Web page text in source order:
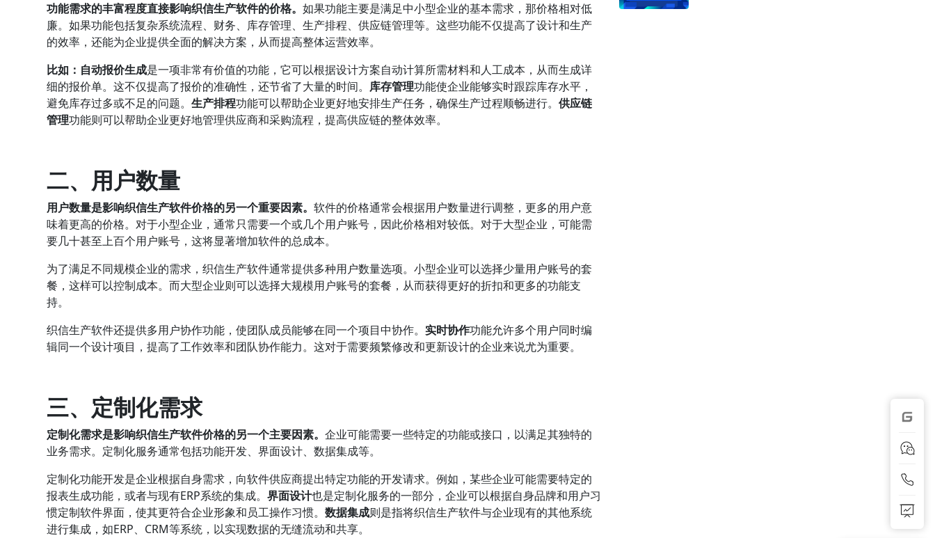
功能需求的丰富程度直接影响织信生产软件的价格。如果功能主要是满足中小型企业的基本需求，那价格相对低
廉。如果功能包括复杂系统流程、财务、库存管理、生产排程、供应链管理等。这些功能不仅提高了设计和生产
的效率，还能为企业提供全面的解决方案，从而提高整体运营效率。
比如：自动报价生成是一项非常有价值的功能，它可以根据设计方案自动计算所需材料和人工成本，从而生成详
细的报价单。这不仅提高了报价的准确性，还节省了大量的时间。 库存管理功能使企业能够实时跟踪库存水平，
避免库存过多或不足的问题。生产排程功能可以帮助企业更好地安排生产任务，确保生产过程顺畅进行。供应链
管理功能则可以帮助企业更好地管理供应商和采购流程，提高供应链的整体效率。
二、用户数量
用户数量是影响织信生产软件价格的另一个重要因素。软件的价格通常会根据用户数量进行调整，更多的用户意
味着更高的价格。对于小型企业，通常只需要一个或几个用户账号，因此价格相对较低。对于大型企业，可能需
要几十甚至上百个用户账号，这将显著增加软件的总成本。
为了满足不同规模企业的需求，织信生产软件通常提供多种用户数量选项。小型企业可以选择少量用户账号的套
餐，这样可以控制成本。而大型企业则可以选择大规模用户账号的套餐，从而获得更好的折扣和更多的功能支
持。
织信生产软件还提供多用户协作功能，使团队成员能够在同一个项目中协作。实时协作功能允许多个用户同时编
辑同一个设计项目，提高了工作效率和团队协作能力。这对于需要频繁修改和更新设计的企业来说尤为重要。
三、定制化需求
定制化需求是影响织信生产软件价格的另一个主要因素。企业可能需要一些特定的功能或接口，以满足其独特的
业务需求。定制化服务通常包括功能开发、界面设计、数据集成等。
定制化功能开发是企业根据自身需求，向软件供应商提出特定功能的开发请求。例如，某些企业可能需要特定的
报表生成功能，或者与现有ERP系统的集成。界面设计也是定制化服务的一部分，企业可以根据自身品牌和用户习
惯定制软件界面，使其更符合企业形象和员工操作习惯。数据集成则是指将织信生产软件与企业现有的其他系统
进行集成，如ERP、CRM等系统，以实现数据的无缝流动和共享。